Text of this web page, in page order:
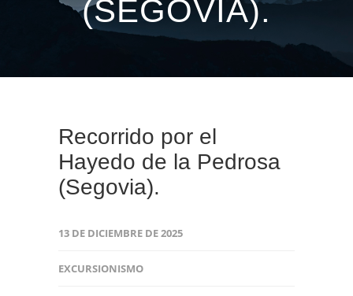
(SEGOVIA).
Recorrido por el
Hayedo de la Pedrosa
(Segovia).
13 DE DICIEMBRE DE 2025
EXCURSIONISMO